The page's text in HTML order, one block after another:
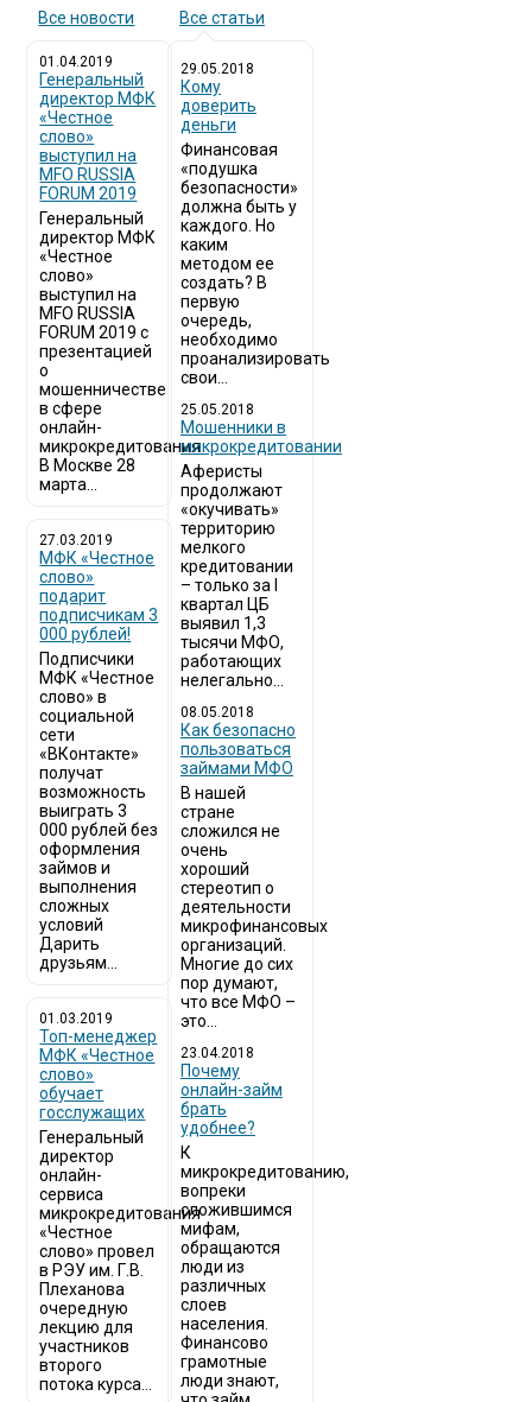
Все новости
01.04.2019
Генеральный
директор МФК
«Честное
слово»
выступил на
MFO RUSSIA
FORUM 2019
Генеральный
директор МФК
«Честное
слово»
выступил на
MFO RUSSIA
FORUM 2019 с
презентацией
о
мошенничестве
в сфере
онлайн-
микрокредитования
В Москве 28
марта...
27.03.2019
МФК «Честное
слово»
подарит
подписчикам 3
000 рублей!
Подписчики
МФК «Честное
слово» в
социальной
сети
«ВКонтакте»
получат
возможность
выиграть 3
000 рублей без
оформления
займов и
выполнения
сложных
условий
Дарить
друзьям...
01.03.2019
Топ-менеджер
МФК «Честное
слово»
обучает
госслужащих
Генеральный
директор
онлайн-
сервиса
микрокредитования
«Честное
слово» провел
в РЭУ им. Г.В.
Плеханова
очередную
лекцию для
участников
второго
потока курса...
Все статьи
29.05.2018
Кому
доверить
деньги
Финансовая
«подушка
безопасности»
должна быть у
каждого. Но
каким
методом ее
создать? В
первую
очередь,
необходимо
проанализировать
свои...
25.05.2018
Мошенники в
микрокредитовании
Аферисты
продолжают
«окучивать»
территорию
мелкого
кредитовании
– только за I
квартал ЦБ
выявил 1,3
тысячи МФО,
работающих
нелегально...
08.05.2018
Как безопасно
пользоваться
займами МФО
В нашей
стране
сложился не
очень
хороший
стереотип о
деятельности
микрофинансовых
организаций.
Многие до сих
пор думают,
что все МФО –
это...
23.04.2018
Почему
онлайн-займ
брать
удобнее?
К
микрокредитованию,
вопреки
сложившимся
мифам,
обращаются
люди из
различных
слоев
населения.
Финансово
грамотные
люди знают,